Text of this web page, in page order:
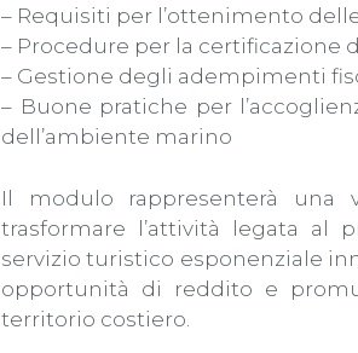
– Requisiti per l’ottenimento
– Procedure per la certificazione
– Gestione degli adempimenti
– Buone pratiche per
dell’ambiente marino
Il modulo rappresenterà una
trasformare l’attività legata al
servizio turistico esponenziale
opportunità di reddito e
territorio costiero.